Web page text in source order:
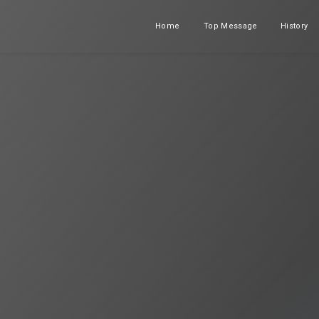
Home
ホーム Top Message
メッセージ History
沿革